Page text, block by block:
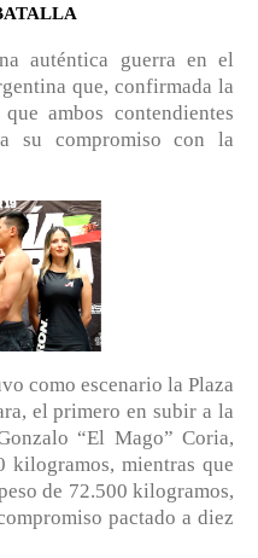
auténtica guerra en el
que, confirmada la
ambos contendientes
su compromiso con la
como escenario la Plaza
el primero en subir a la
“El Mago” Coria,
kilogramos, mientras que
de 72.500 kilogramos,
pactado a diez